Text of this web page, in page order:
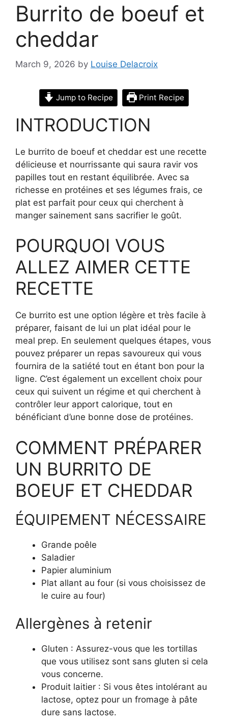
Burrito de boeuf et
cheddar
March 9, 2026 by Louise Delacroix
Jump to Recipe Print Recipe
INTRODUCTION
Le burrito de boeuf et cheddar est une recette
délicieuse et nourrissante qui saura ravir vos
papilles tout en restant équilibrée. Avec sa
richesse en protéines et ses légumes frais, ce
plat est parfait pour ceux qui cherchent à
manger sainement sans sacrifier le goût.
POURQUOI VOUS
ALLEZ AIMER CETTE
RECETTE
Ce burrito est une option légère et très facile à
préparer, faisant de lui un plat idéal pour le
meal prep. En seulement quelques étapes, vous
pouvez préparer un repas savoureux qui vous
fournira de la satiété tout en étant bon pour la
ligne. C’est également un excellent choix pour
ceux qui suivent un régime et qui cherchent à
contrôler leur apport calorique, tout en
bénéficiant d’une bonne dose de protéines.
COMMENT PRÉPARER
UN BURRITO DE
BOEUF ET CHEDDAR
ÉQUIPEMENT NÉCESSAIRE
Grande poêle
Saladier
Papier aluminium
Plat allant au four (si vous choisissez de
le cuire au four)
Allergènes à retenir
Gluten : Assurez-vous que les tortillas
que vous utilisez sont sans gluten si cela
vous concerne.
Produit laitier : Si vous êtes intolérant au
lactose, optez pour un fromage à pâte
dure sans lactose.